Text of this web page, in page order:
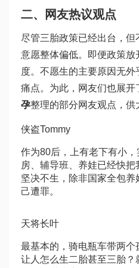
二、网友热议观点
尽管三胎政策已经出台，
意愿整体偏低。即便政策
度。不愿生的主要原因无外
痛点。为此，网友们也展开
孕整理的部分网友观点，供
侠盗Tommy
作为80后，上有老下有小
房、辅导班、养娃已经快把
坚决不生，除非国家全包
己遭罪。
天将长叶
最基本的，骑电瓶车带两
让人怎么生二胎甚至三胎